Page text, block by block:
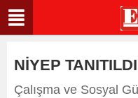
NİYEP
Çalışma ve Sosyal